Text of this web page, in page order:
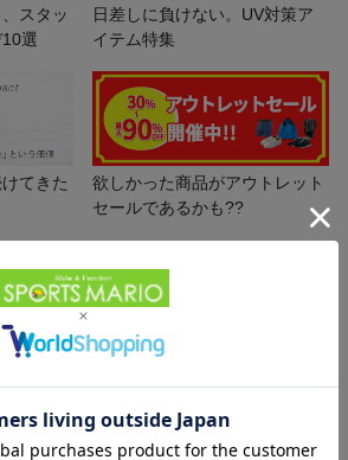
スタッ
選
日差しに負けない。UV対策ア
イテム特集
てきた
欲しかった商品がアウトレット
セールであるかも??
2